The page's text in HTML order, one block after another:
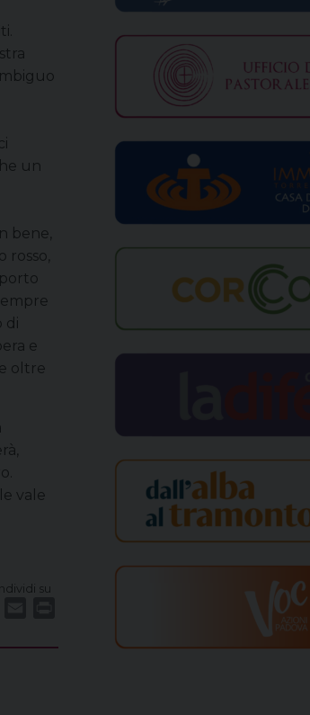
un
bene,
rosso,
di
e
oltre
vale
su
a
i